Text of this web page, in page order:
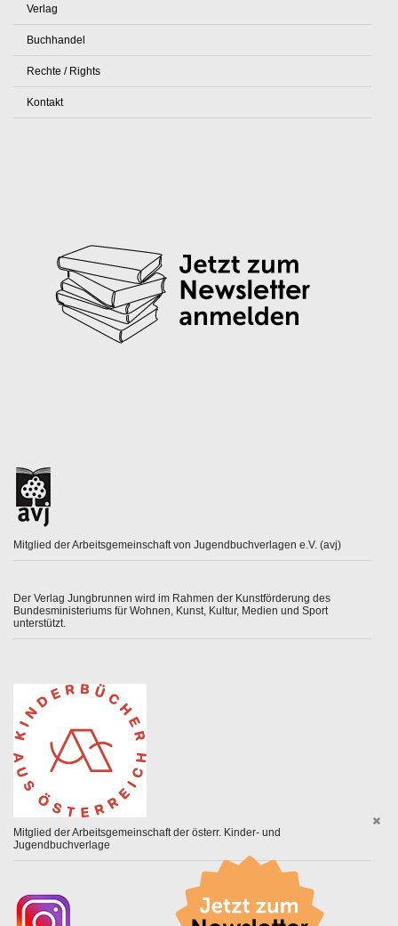
Verlag
Buchhandel
Rechte / Rights
Kontakt
Mitglied der Arbeitsgemeinschaft von Jugendbuchverlagen e.V. (avj)
Der Verlag Jungbrunnen wird im Rahmen der Kunstförderung des
Bundesministeriums für Wohnen, Kunst, Kultur, Medien und Sport
unterstützt.
Mitglied der Arbeitsgemeinschaft der österr. Kinder- und
Jugendbuchverlage